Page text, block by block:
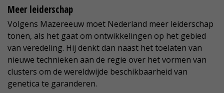
Meer leiderschap
Volgens Mazereeuw moet Nederland meer leiderschap
tonen, als het gaat om ontwikkelingen op het gebied
van veredeling. Hij denkt dan naast het toelaten van
nieuwe technieken aan de regie over het vormen van
clusters om de wereldwijde beschikbaarheid van
genetica te garanderen.